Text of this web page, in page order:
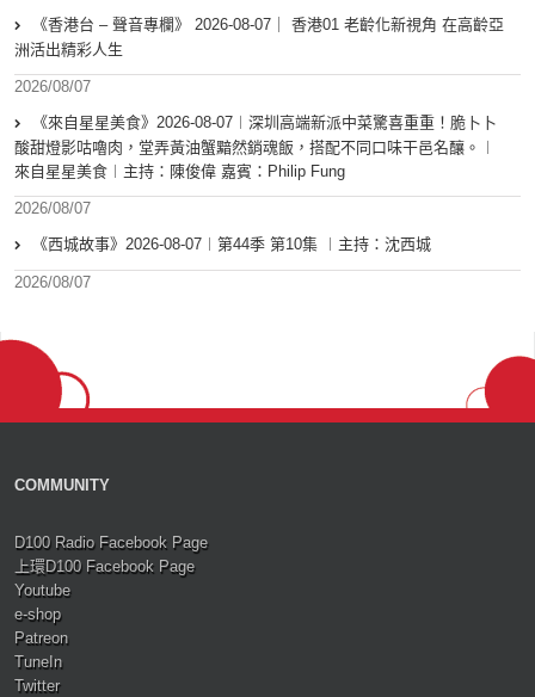
《香港台 – 聲音專欄》 2026-08-07｜ 香港01 老齡化新視角 在高齡亞
洲活出精彩人生
2026/08/07
《來自星星美食》2026-08-07︱深圳高端新派中菜驚喜重重！脆卜卜
酸甜燈影咕嚕肉，堂弄黃油蟹黯然銷魂飯，搭配不同口味干邑名釀。︱
來自星星美食︱主持：陳俊偉 嘉賓：Philip Fung
2026/08/07
《西城故事》2026-08-07︱第44季 第10集 ︱主持：沈西城
2026/08/07
COMMUNITY
D100 Radio Facebook Page
上環D100 Facebook Page
Youtube
e-shop
Patreon
TuneIn
Twitter